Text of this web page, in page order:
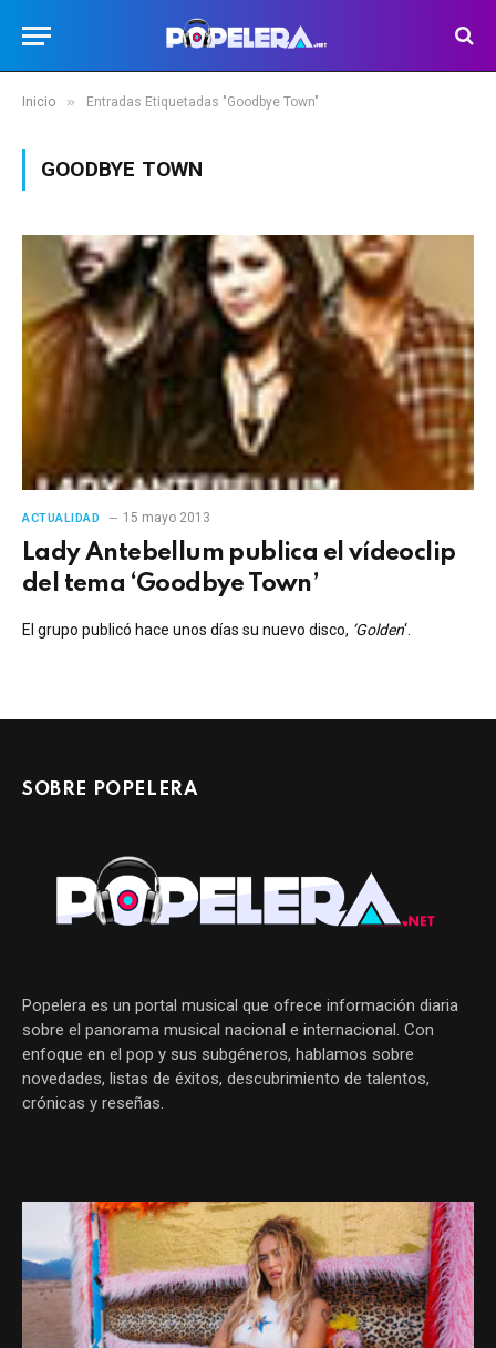
Inicio » Entradas Etiquetadas "Goodbye Town"
GOODBYE TOWN
ACTUALIDAD 15 mayo 2013
Lady Antebellum publica el vídeoclip
del tema ‘Goodbye Town’
El grupo publicó hace unos días su nuevo disco, ‘Golden‘.
SOBRE POPELERA
Popelera es un portal musical que ofrece información diaria
sobre el panorama musical nacional e internacional. Con
enfoque en el pop y sus subgéneros, hablamos sobre
novedades, listas de éxitos, descubrimiento de talentos,
crónicas y reseñas.